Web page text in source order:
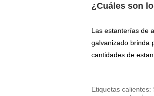
¿Cuáles son
Las estanterías de
galvanizado brinda
cantidades de
Etiquetas